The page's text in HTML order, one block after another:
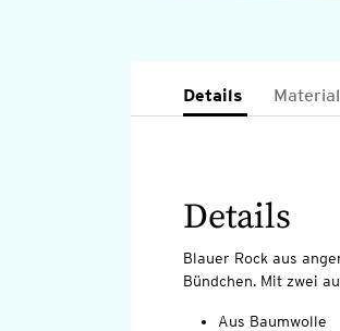
Details Material
Details
Blauer Rock aus
Bündchen. Mit zwei
Aus Baumwolle